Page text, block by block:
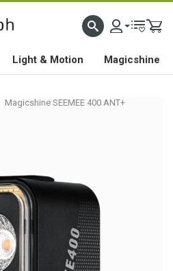
BIKEZUBEHÖR SEIT 2010
Light & Motion Magicshine
Magicshine SEEMEE 400 ANT+